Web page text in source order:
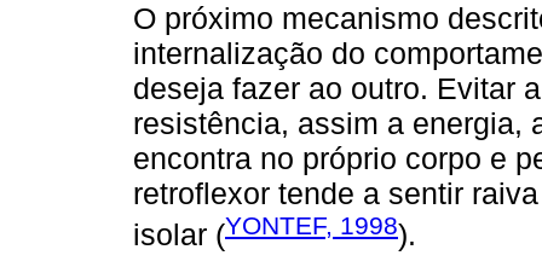
O próximo mecanismo
internalização do
deseja fazer ao outro. Evitar
resistência, assim a energia,
encontra no próprio corpo e
retroflexor tende a sentir
isolar (YONTEF, 1998).